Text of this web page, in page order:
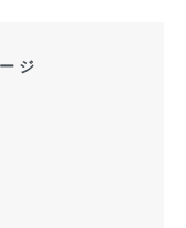
ジ